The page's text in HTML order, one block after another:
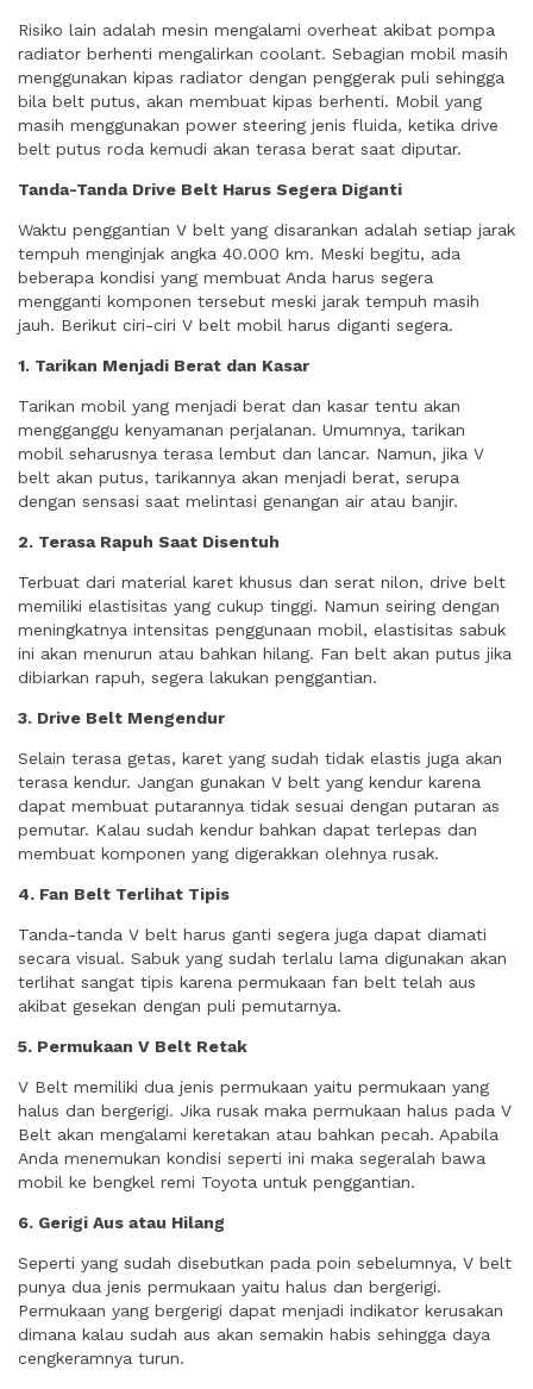
Risiko lain adalah mesin mengalami overheat akibat pompa
radiator berhenti mengalirkan coolant. Sebagian mobil masih
menggunakan kipas radiator dengan penggerak puli sehingga
bila belt putus, akan membuat kipas berhenti. Mobil yang
masih menggunakan power steering jenis fluida, ketika drive
belt putus roda kemudi akan terasa berat saat diputar.
Tanda-Tanda Drive Belt Harus Segera Diganti
Waktu penggantian V belt yang disarankan adalah setiap jarak
tempuh menginjak angka 40.000 km. Meski begitu, ada
beberapa kondisi yang membuat Anda harus segera
mengganti komponen tersebut meski jarak tempuh masih
jauh. Berikut ciri-ciri V belt mobil harus diganti segera.
1. Tarikan Menjadi Berat dan Kasar
Tarikan mobil yang menjadi berat dan kasar tentu akan
mengganggu kenyamanan perjalanan. Umumnya, tarikan
mobil seharusnya terasa lembut dan lancar. Namun, jika V
belt akan putus, tarikannya akan menjadi berat, serupa
dengan sensasi saat melintasi genangan air atau banjir.
2. Terasa Rapuh Saat Disentuh
Terbuat dari material karet khusus dan serat nilon, drive belt
memiliki elastisitas yang cukup tinggi. Namun seiring dengan
meningkatnya intensitas penggunaan mobil, elastisitas sabuk
ini akan menurun atau bahkan hilang. Fan belt akan putus jika
dibiarkan rapuh, segera lakukan penggantian.
3. Drive Belt Mengendur
Selain terasa getas, karet yang sudah tidak elastis juga akan
terasa kendur. Jangan gunakan V belt yang kendur karena
dapat membuat putarannya tidak sesuai dengan putaran as
pemutar. Kalau sudah kendur bahkan dapat terlepas dan
membuat komponen yang digerakkan olehnya rusak.
4. Fan Belt Terlihat Tipis
Tanda-tanda V belt harus ganti segera juga dapat diamati
secara visual. Sabuk yang sudah terlalu lama digunakan akan
terlihat sangat tipis karena permukaan fan belt telah aus
akibat gesekan dengan puli pemutarnya.
5. Permukaan V Belt Retak
V Belt memiliki dua jenis permukaan yaitu permukaan yang
halus dan bergerigi. Jika rusak maka permukaan halus pada V
Belt akan mengalami keretakan atau bahkan pecah. Apabila
Anda menemukan kondisi seperti ini maka segeralah bawa
mobil ke bengkel remi Toyota untuk penggantian.
6. Gerigi Aus atau Hilang
Seperti yang sudah disebutkan pada poin sebelumnya, V belt
punya dua jenis permukaan yaitu halus dan bergerigi.
Permukaan yang bergerigi dapat menjadi indikator kerusakan
dimana kalau sudah aus akan semakin habis sehingga daya
cengkeramnya turun.